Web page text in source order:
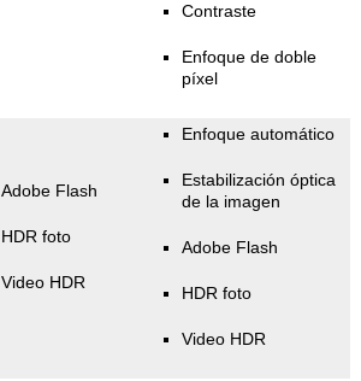
Contraste
Enfoque de doble
píxel
Adobe Flash
HDR foto
Video HDR
Enfoque automático
Estabilización óptica
de la imagen
Adobe Flash
HDR foto
Video HDR